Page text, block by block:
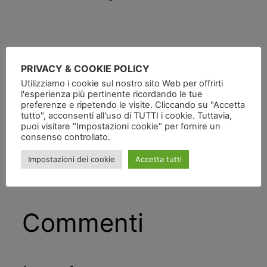
Pubblicatoin
da
Tag:
Commenti
PRIVACY & COOKIE POLICY
Utilizziamo i cookie sul nostro sito Web per offrirti
l'esperienza più pertinente ricordando le tue
preferenze e ripetendo le visite. Cliccando su "Accetta
tutto", acconsenti all'uso di TUTTI i cookie. Tuttavia,
puoi visitare "Impostazioni cookie" per fornire un
consenso controllato.
Impostazioni dei cookie Accetta tutti